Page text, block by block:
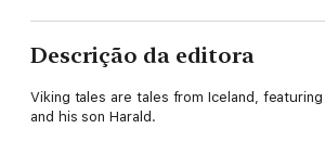
Descrição da editora
Viking tales are tales from Iceland,
and his son Harald.